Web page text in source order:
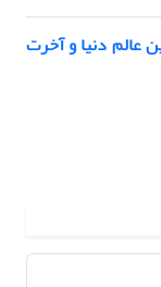
عالم دنیا و آخرت